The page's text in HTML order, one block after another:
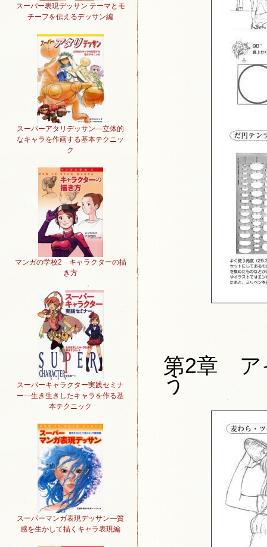
スーパー表現デッサン テーマとモ
チーフを伝えるデッサン編
スーパーアタリデッサン―立体的
なキャラを作画する基本テクニッ
ク
マンガの学校2 キャラクターの描
き方
スーパーキャラクター実践セミナ
ー―生き生きしたキャラを作る基
本テクニック
スーパーマンガ表現デッサン―質
感を生かして描くキャラ表現編
第2章 ア
う